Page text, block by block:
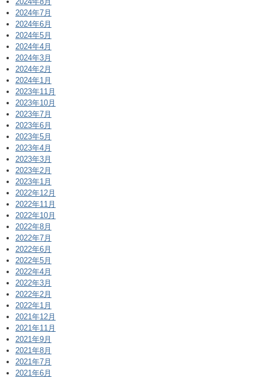
2024年7月
2024年6月
2024年5月
2024年4月
2024年3月
2024年2月
2024年1月
2023年11月
2023年10月
2023年7月
2023年6月
2023年5月
2023年4月
2023年3月
2023年2月
2023年1月
2022年12月
2022年11月
2022年10月
2022年8月
2022年7月
2022年6月
2022年5月
2022年4月
2022年3月
2022年2月
2022年1月
2021年12月
2021年11月
2021年9月
2021年8月
2021年7月
2021年6月